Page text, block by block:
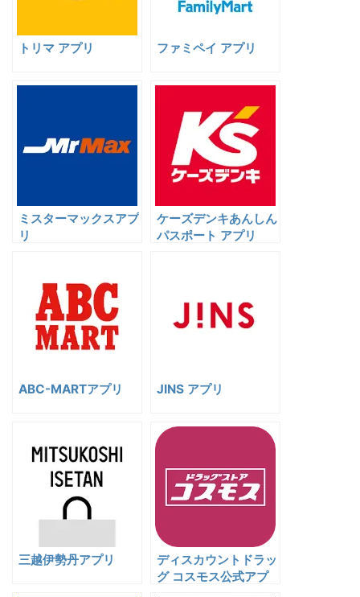
トリマ アプリ ファミペイ アプリ
ミスターマックスアプ
リ
ケーズデンキあんしん
パスポート アプリ
ABC-MARTアプリ JINS アプリ
三越伊勢丹アプリ
ディスカウントドラッ
グ コスモス公式アプ
リ